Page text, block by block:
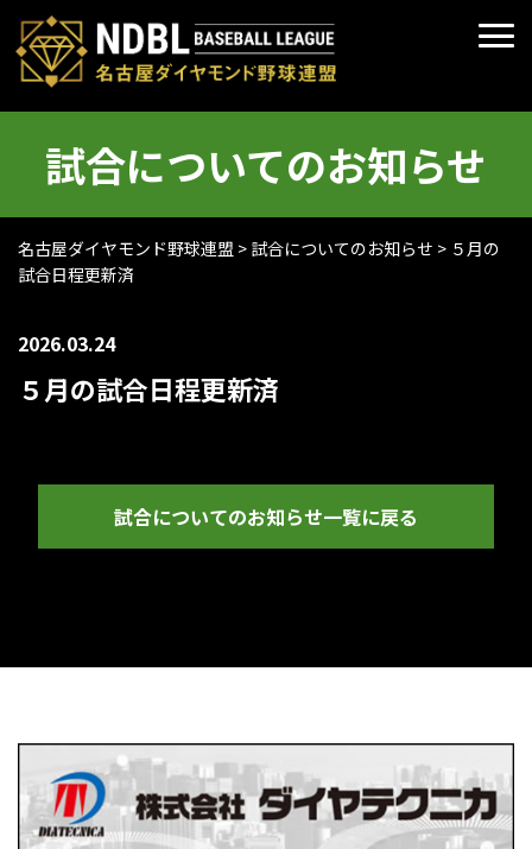
試合についてのお知らせ
名古屋ダイヤモンド野球連盟 > 試合についてのお知らせ > ５月の
試合日程更新済
2026.03.24
５月の試合日程更新済
試合についてのお知らせ一覧に戻る